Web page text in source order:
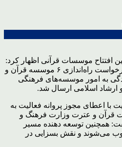
افتتاح موسسات قرآنی اظهار کرد:
طی ۶ ماهه اول سال جاری درخواست راه‌اندازی ۶ موسسه قرآن و
به امور موسسه‌های فرهنگی
اسلامی ارسال شد.
با اعطای مجوز پروانه فعالیت به
قرآن و عترت وزارت فرهنگ و
همچنین توسعه دهنده مسیر
می‌شوند و نقش بسزایی در